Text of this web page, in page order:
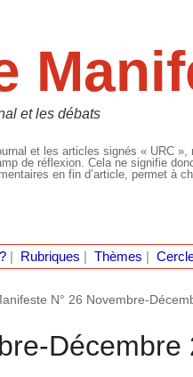
et les débats
et les articles signés « URC
de réflexion. Cela ne signifie
en fin d’article, permet à
| Rubriques Thèmes
N° 26 Novembre-
Décembre